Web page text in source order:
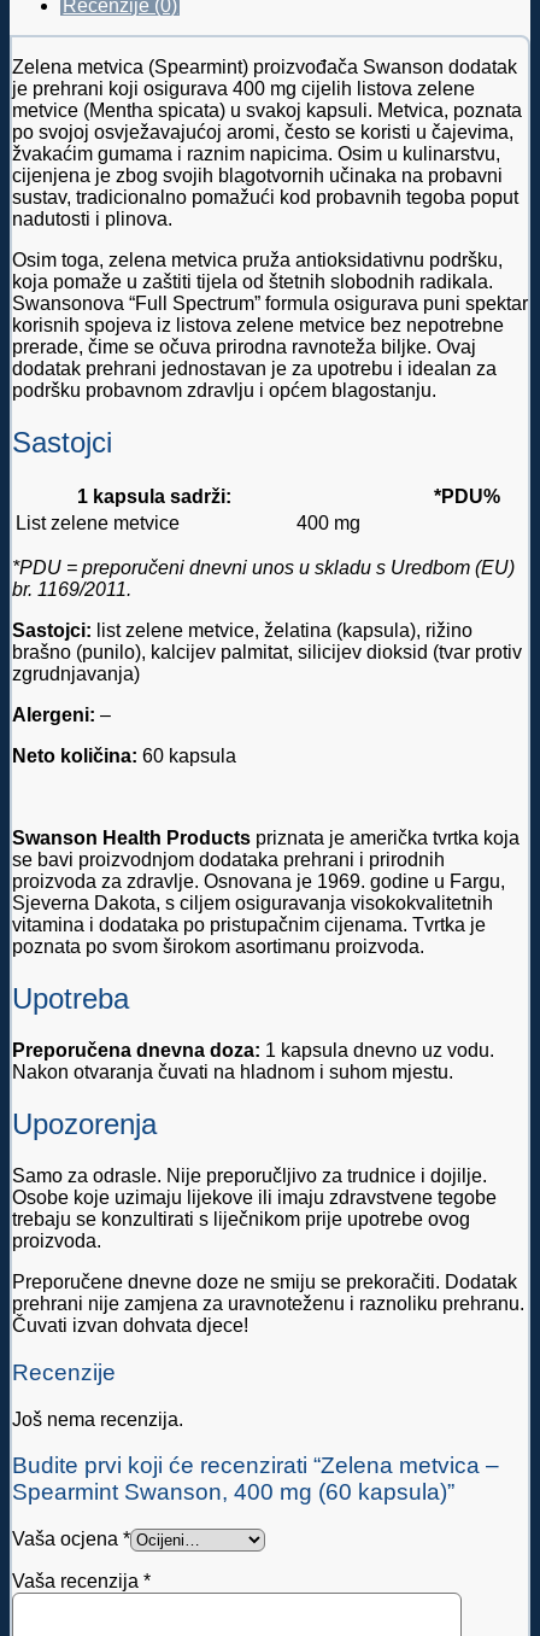
Recenzije (0)
Zelena metvica (Spearmint) proizvođača Swanson dodatak
je prehrani koji osigurava 400 mg cijelih listova zelene
metvice (Mentha spicata) u svakoj kapsuli. Metvica, poznata
po svojoj osvježavajućoj aromi, često se koristi u čajevima,
žvakaćim gumama i raznim napicima. Osim u kulinarstvu,
cijenjena je zbog svojih blagotvornih učinaka na probavni
sustav, tradicionalno pomažući kod probavnih tegoba poput
nadutosti i plinova.
Osim toga, zelena metvica pruža antioksidativnu podršku,
koja pomaže u zaštiti tijela od štetnih slobodnih radikala.
Swansonova “Full Spectrum” formula osigurava puni spektar
korisnih spojeva iz listova zelene metvice bez nepotrebne
prerade, čime se očuva prirodna ravnoteža biljke. Ovaj
dodatak prehrani jednostavan je za upotrebu i idealan za
podršku probavnom zdravlju i općem blagostanju.
Sastojci
1 kapsula sadrži:
*PDU%
List zelene metvice
400 mg
*PDU = preporučeni dnevni unos u skladu s Uredbom (EU)
br. 1169/2011.
Sastojci: list zelene metvice, želatina (kapsula), rižino
brašno (punilo), kalcijev palmitat, silicijev dioksid (tvar protiv
zgrudnjavanja)
Alergeni: –
Neto količina: 60 kapsula
Swanson Health Products priznata je američka tvrtka koja
se bavi proizvodnjom dodataka prehrani i prirodnih
proizvoda za zdravlje. Osnovana je 1969. godine u Fargu,
Sjeverna Dakota, s ciljem osiguravanja visokokvalitetnih
vitamina i dodataka po pristupačnim cijenama. Tvrtka je
poznata po svom širokom asortimanu proizvoda.
Upotreba
Preporučena dnevna doza: 1 kapsula dnevno uz vodu.
Nakon otvaranja čuvati na hladnom i suhom mjestu.
Upozorenja
Samo za odrasle. Nije preporučljivo za trudnice i dojilje.
Osobe koje uzimaju lijekove ili imaju zdravstvene tegobe
trebaju se konzultirati s liječnikom prije upotrebe ovog
proizvoda.
Preporučene dnevne doze ne smiju se prekoračiti. Dodatak
prehrani nije zamjena za uravnoteženu i raznoliku prehranu.
Čuvati izvan dohvata djece!
Recenzije
Još nema recenzija.
Budite prvi koji će recenzirati “Zelena metvica –
Spearmint Swanson, 400 mg (60 kapsula)”
Vaša ocjena *
Vaša recenzija *